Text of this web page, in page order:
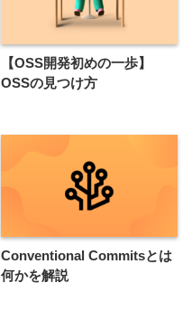
【OSS開発初めの一歩】
OSSの見つけ方
Conventional Commitsとは
何かを解説